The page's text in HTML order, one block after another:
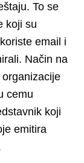
To se
koji su
email i
Način na
cemu
koji
emitira